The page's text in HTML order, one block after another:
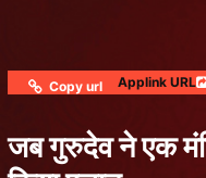
Copy url Applink URL
जब गुरुदेव ने एक